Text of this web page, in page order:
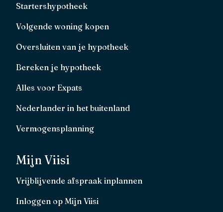
Startershypotheek
Volgende woning kopen
Oversluiten van je hypotheek
Bereken je hypotheek
Alles voor Expats
Nederlander in het buitenland
Vermogensplanning
Mijn Viisi
Vrijblijvende afspraak inplannen
Inloggen op Mijn Viisi